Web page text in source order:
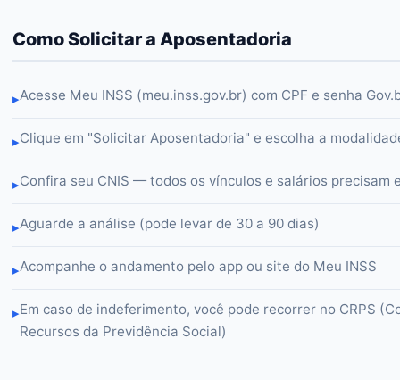
Como Solicitar a Aposentadoria
▸Acesse Meu INSS (meu.inss.gov.br) com CPF e senha
▸Clique em "Solicitar Aposentadoria" e escolha a
▸Confira seu CNIS — todos os vínculos e salários precisam
▸Aguarde a análise (pode levar de 30 a 90 dias)
▸Acompanhe o andamento pelo app ou site do Meu INSS
▸Em caso de indeferimento, você pode recorrer no CRPS
Recursos da Previdência Social)